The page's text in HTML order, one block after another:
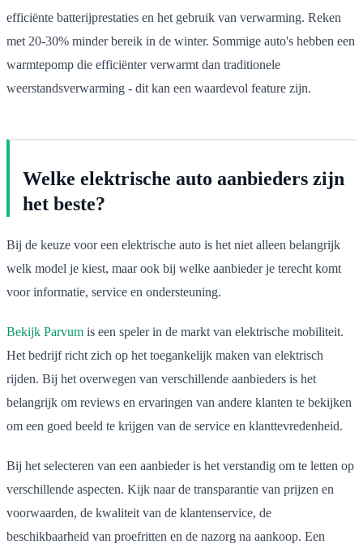
efficiënte batterijprestaties en het gebruik van verwarming. Reken
met 20-30% minder bereik in de winter. Sommige auto's hebben een
warmtepomp die efficiënter verwarmt dan traditionele
weerstandsverwarming - dit kan een waardevol feature zijn.
Welke elektrische auto aanbieders zijn
het beste?
Bij de keuze voor een elektrische auto is het niet alleen belangrijk
welk model je kiest, maar ook bij welke aanbieder je terecht komt
voor informatie, service en ondersteuning.
Bekijk Parvum is een speler in de markt van elektrische mobiliteit.
Het bedrijf richt zich op het toegankelijk maken van elektrisch
rijden. Bij het overwegen van verschillende aanbieders is het
belangrijk om reviews en ervaringen van andere klanten te bekijken
om een goed beeld te krijgen van de service en klanttevredenheid.
Bij het selecteren van een aanbieder is het verstandig om te letten op
verschillende aspecten. Kijk naar de transparantie van prijzen en
voorwaarden, de kwaliteit van de klantenservice, de
beschikbaarheid van proefritten en de nazorg na aankoop. Een